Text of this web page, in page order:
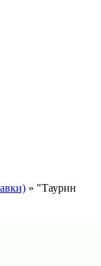
» "Таурин